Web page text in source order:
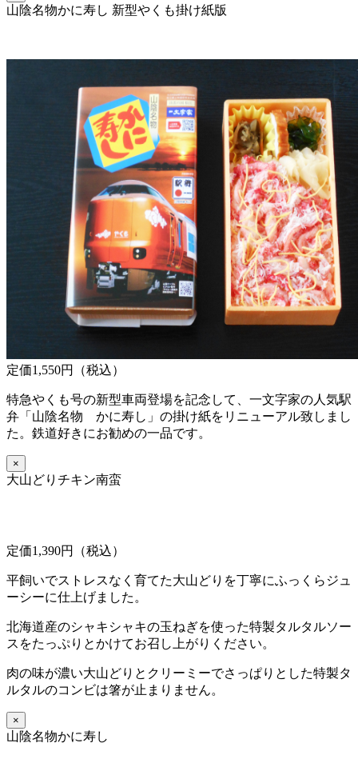
山陰名物かに寿し 新型やくも掛け紙版
定価1,550円（税込）
特急やくも号の新型車両登場を記念して、一文字家の人気駅
弁「山陰名物 かに寿し」の掛け紙をリニューアル致しまし
た。鉄道好きにお勧めの一品です。
×
大山どりチキン南蛮
定価1,390円（税込）
平飼いでストレスなく育てた大山どりを丁寧にふっくらジュ
ーシーに仕上げました。
北海道産のシャキシャキの玉ねぎを使った特製タルタルソー
スをたっぷりとかけてお召し上がりください。
肉の味が濃い大山どりとクリーミーでさっぱりとした特製タ
ルタルのコンビは箸が止まりません。
×
山陰名物かに寿し